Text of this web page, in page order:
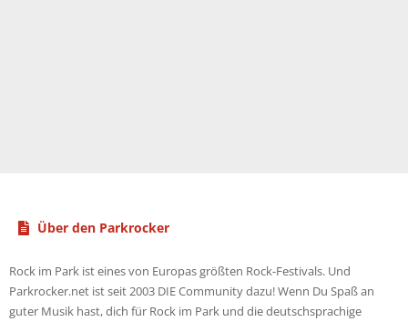
Über den Parkrocker
Rock im Park ist eines von Europas größten Rock-Festivals. Und
Parkrocker.net ist seit 2003 DIE Community dazu! Wenn Du Spaß an
guter Musik hast, dich für Rock im Park und die deutschsprachige